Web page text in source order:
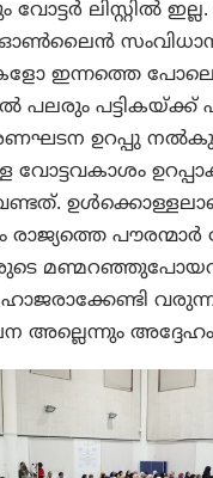
വോട്ടർ ലിസ്റ്റിൽ
ഓണ്‍ലൈന്‍
ഇന്നത്തെ പോലെ
പലരും
ഉറപ്പു
രാജ്യത്തെ
അല്ലെന്നും